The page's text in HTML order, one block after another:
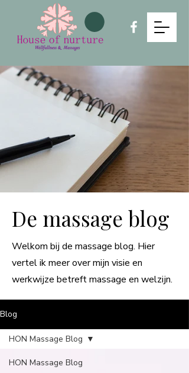
De massage blog
Welkom bij de massage blog. Hier
vertel ik meer over mijn visie en
werkwijze betreft massage en welzijn.
Blog
HON Massage Blog
HON Massage Blog